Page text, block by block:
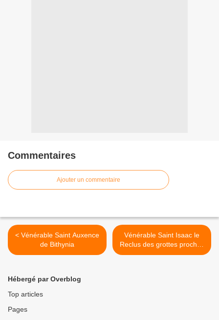
Commentaires
Ajouter un commentaire
< Vénérable Saint Auxence
de Bithynia
Vénérable Saint Isaac le
Reclus des grottes proches
de Kiev >
Hébergé par Overblog
Top articles
Pages